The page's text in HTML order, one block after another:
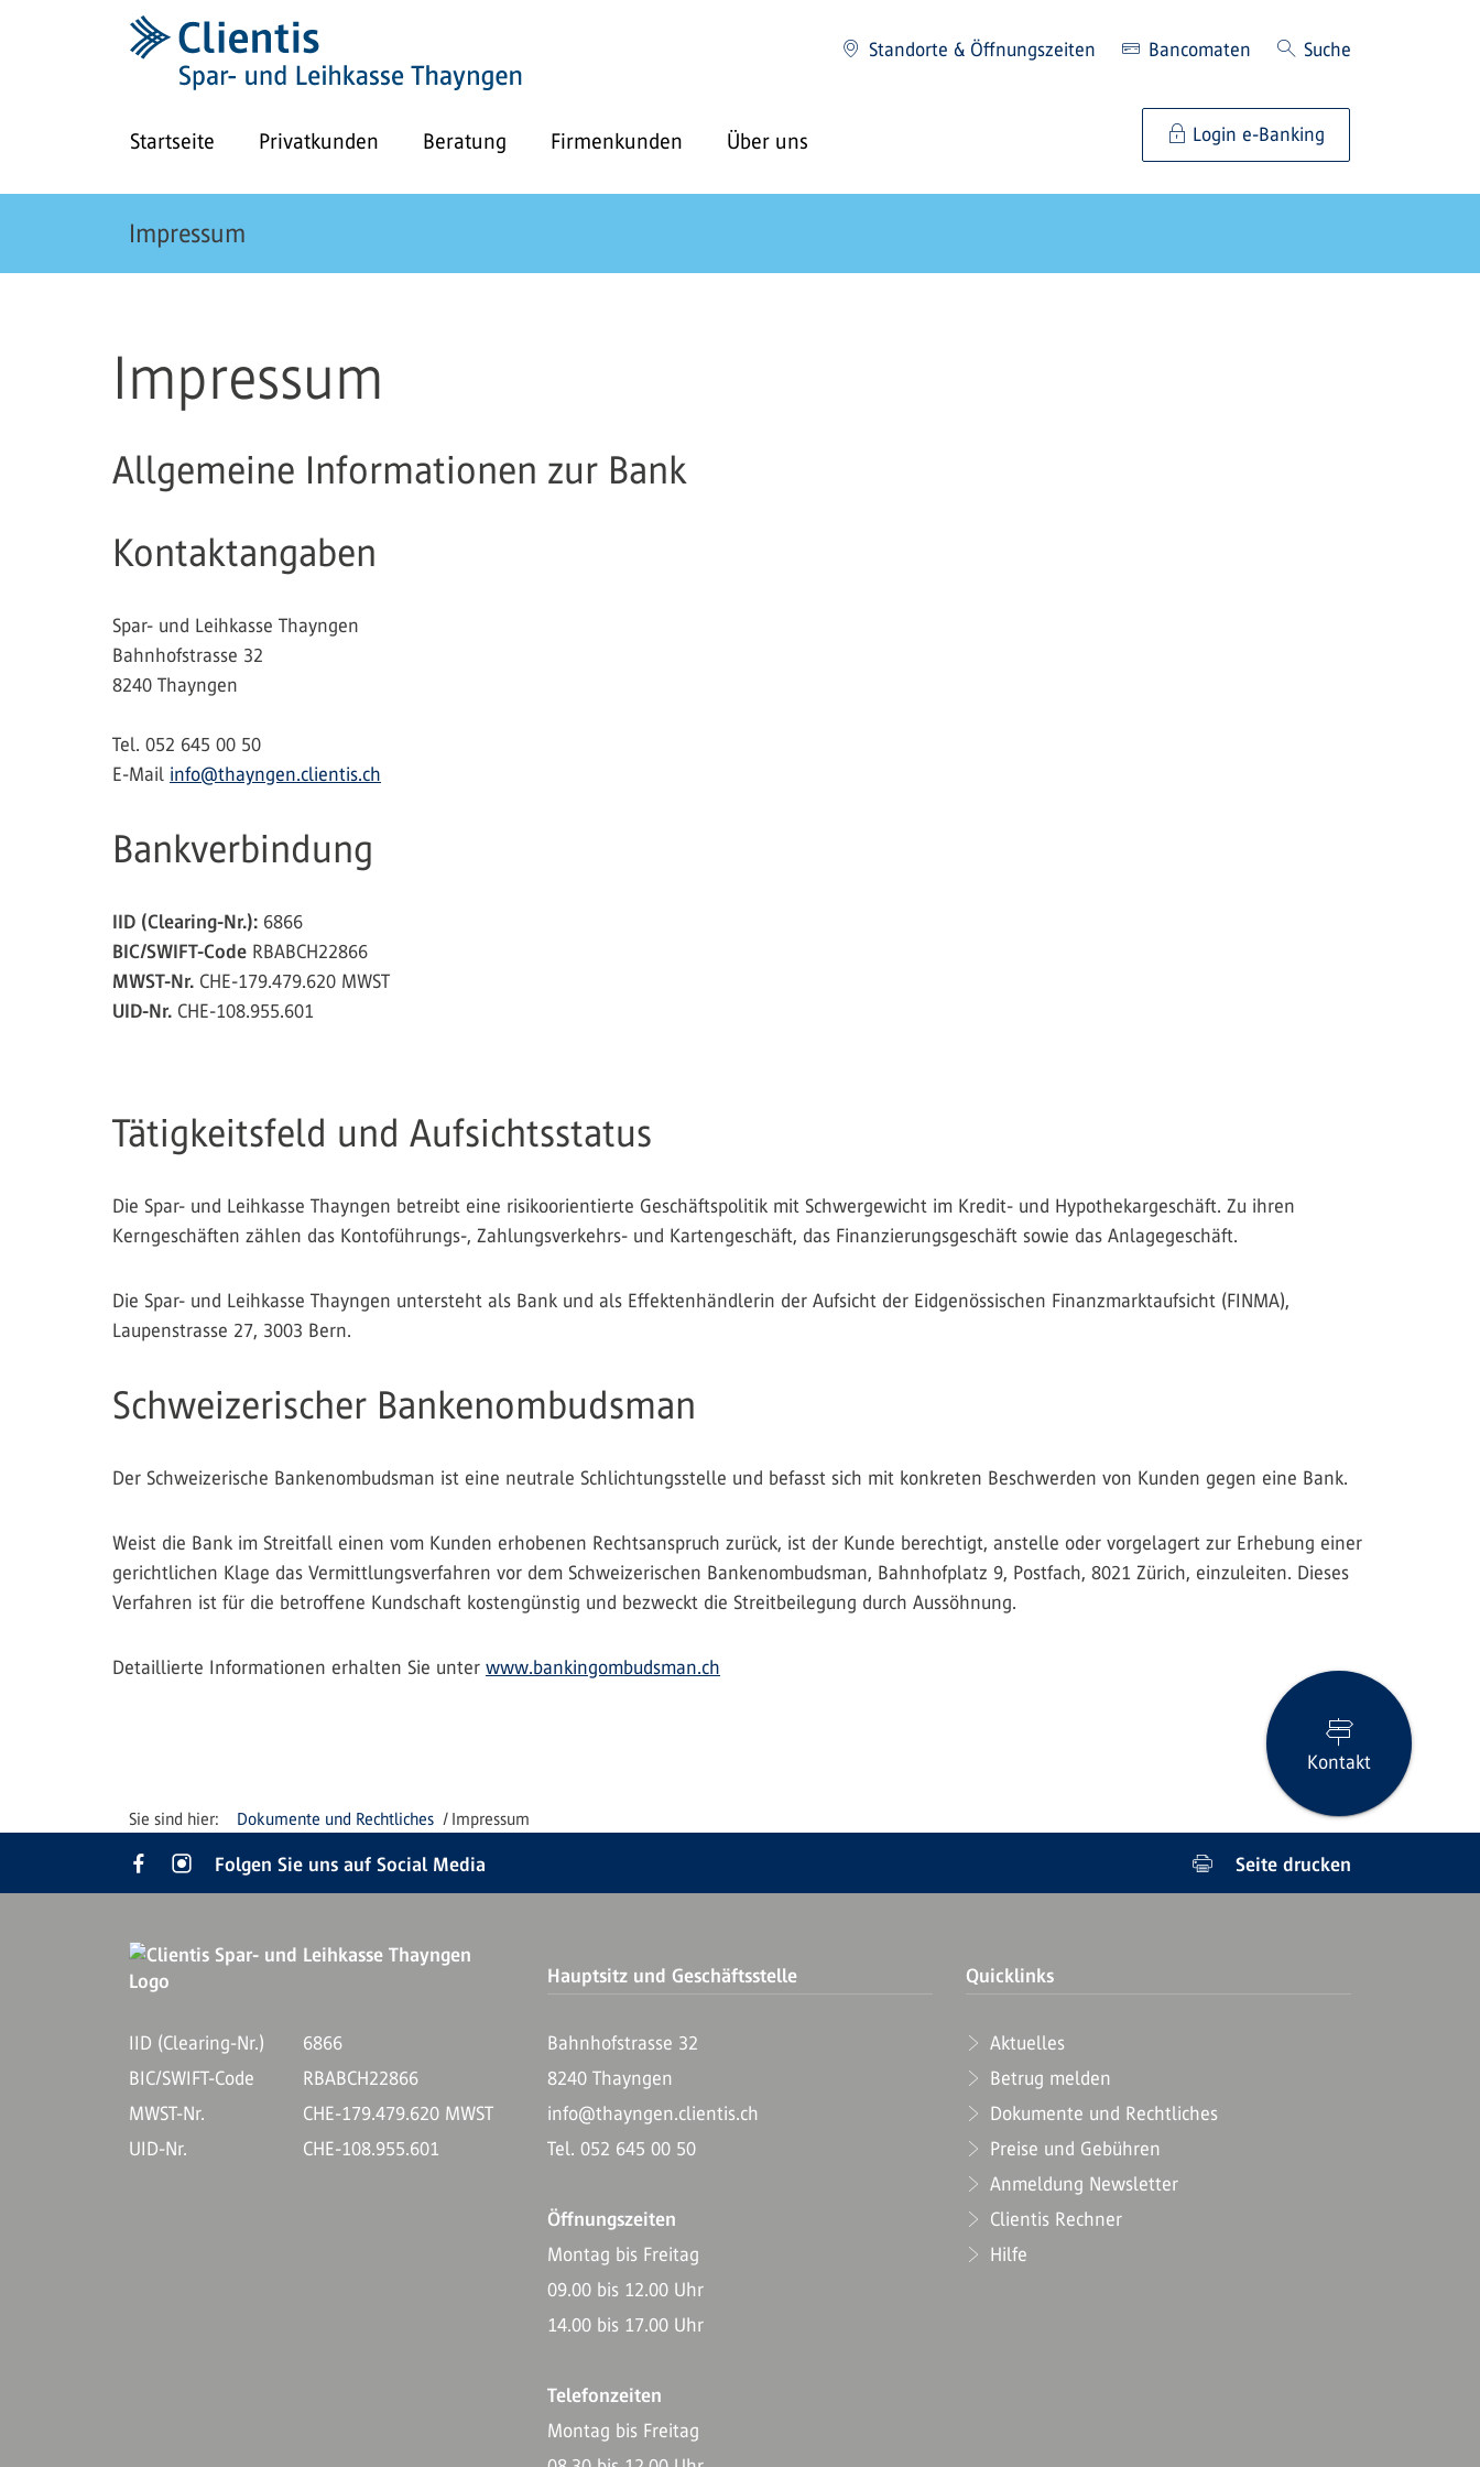
Standorte & Öffnungszeiten Bancomaten Suche
Startseite Privatkunden Beratung Firmenkunden Über uns Login e-Banking
Impressum
Impressum
Allgemeine Informationen zur Bank
Kontaktangaben
Spar- und Leihkasse Thayngen
Bahnhofstrasse 32
8240 Thayngen
Tel. 052 645 00 50
E-Mail info@thayngen.clientis.ch
Bankverbindung
IID (Clearing-Nr.): 6866
BIC/SWIFT-Code RBABCH22866
MWST-Nr. CHE-179.479.620 MWST
UID-Nr. CHE-108.955.601
Tätigkeitsfeld und Aufsichtsstatus
Die Spar- und Leihkasse Thayngen betreibt eine risikoorientierte Geschäftspolitik mit Schwergewicht im Kredit- und Hypothekargeschäft. Zu ihren
Kerngeschäften zählen das Kontoführungs-, Zahlungsverkehrs- und Kartengeschäft, das Finanzierungsgeschäft sowie das Anlagegeschäft.
Die Spar- und Leihkasse Thayngen untersteht als Bank und als Effektenhändlerin der Aufsicht der Eidgenössischen Finanzmarktaufsicht (FINMA),
Laupenstrasse 27, 3003 Bern.
Schweizerischer Bankenombudsman
Der Schweizerische Bankenombudsman ist eine neutrale Schlichtungsstelle und befasst sich mit konkreten Beschwerden von Kunden gegen eine Bank.
Weist die Bank im Streitfall einen vom Kunden erhobenen Rechtsanspruch zurück, ist der Kunde berechtigt, anstelle oder vorgelagert zur Erhebung einer
gerichtlichen Klage das Vermittlungsverfahren vor dem Schweizerischen Bankenombudsman, Bahnhofplatz 9, Postfach, 8021 Zürich, einzuleiten. Dieses
Verfahren ist für die betroffene Kundschaft kostengünstig und bezweckt die Streitbeilegung durch Aussöhnung.
Detaillierte Informationen erhalten Sie unter www.bankingombudsman.ch
Dokumente und Rechtliches Impressum
Kontakt
Folgen Sie uns auf Social Media Seite drucken
Hauptsitz und Geschäftsstelle Quicklinks
IID (Clearing-Nr.)
6866
BIC/SWIFT-Code
RBABCH22866
MWST-Nr.
CHE-179.479.620 MWST
UID-Nr.
CHE-108.955.601
Bahnhofstrasse 32
8240 Thayngen
info@thayngen.clientis.ch
Tel. 052 645 00 50
Öffnungszeiten
Montag bis Freitag
09.00 bis 12.00 Uhr
14.00 bis 17.00 Uhr
Telefonzeiten
Montag bis Freitag
Aktuelles
Betrug melden
Dokumente und Rechtliches
Preise und Gebühren
Anmeldung Newsletter
Clientis Rechner
Hilfe